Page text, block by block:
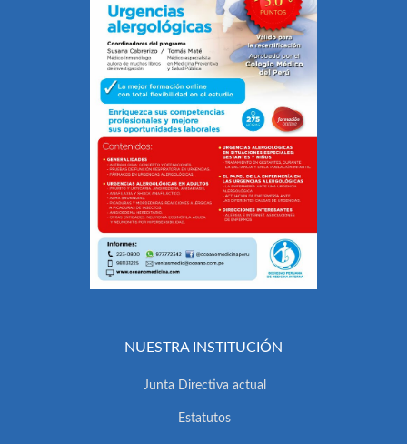
NUESTRA INSTITUCIÓN
Junta Directiva actual
Estatutos